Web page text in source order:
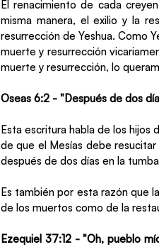
El renacimiento de cada
misma manera, el exilio y la
resurrección de Yeshua. Como
muerte y resurrección
muerte y resurrección, lo
Oseas 6:2 - "Después de dos
Esta escritura habla de los
de que el Mesías debe
después de dos días en la
Es también por esta razón que
de los muertos como de la
Ezequiel 37:12 - "Oh, pueblo